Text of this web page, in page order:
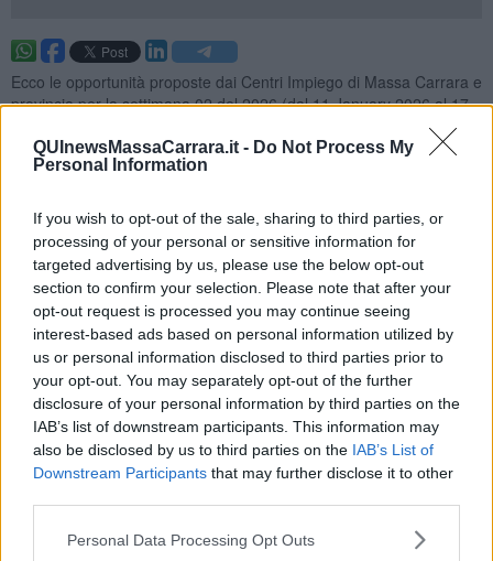
QUInewsMassaCarrara.it - Do Not Process My
Personal Information
If you wish to opt-out of the sale, sharing to third parties, or
processing of your personal or sensitive information for
targeted advertising by us, please use the below opt-out
section to confirm your selection. Please note that after your
opt-out request is processed you may continue seeing
interest-based ads based on personal information utilized by
us or personal information disclosed to third parties prior to
your opt-out. You may separately opt-out of the further
disclosure of your personal information by third parties on the
IAB’s list of downstream participants. This information may
also be disclosed by us to third parties on the IAB’s List of
Downstream Participants that may further disclose it to other
Personal Data Processing Opt Outs
Ecco le opportunità proposte dai Centri Impiego di Massa Carrara e
provincia per la settimana 02 del 2026 (dal 11 January 2026 al 17
January 2026), lavori a tempo indeterminato e determinato ed
apprendistato.
Per vedere tutte le offerte di lavoro
Questa settimana:
I lavori più richiesti
Muratori In Pietra e Mattoni20
Addetti All'assistenza Personale 10
Elettricisti Ed Installatori di Impianti Elettrici Nelle
Costruzioni Civili10
Manovali e Personale Non Qualificato Dell’edilizia Civile
e Professioni Assimilate8
Orario Lavoro
Part Time38
Lavoro a Turni5